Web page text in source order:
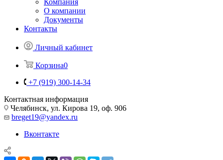
Компания
О компании
Документы
Контакты
Личный кабинет
Корзина0
+7 (919) 300-14-34
Контактная информация
Челябинск, ул. Кирова 19, оф. 906
breget19@yandex.ru
Вконтакте